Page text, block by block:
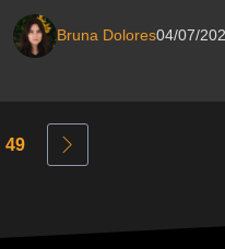
Bruna Dolores04/07/
49